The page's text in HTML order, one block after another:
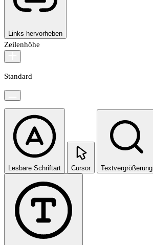
Links hervorheben
Zeilenhöhe
Standard
Lesbare Schriftart Cursor Textvergrößerung